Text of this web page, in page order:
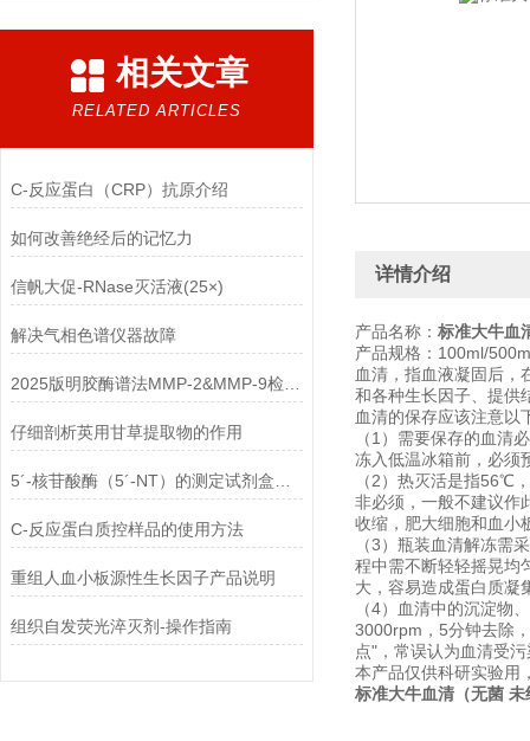
相关文章
RELATED ARTICLES
C-反应蛋白（CRP）抗原介绍
如何改善绝经后的记忆力
信帆大促-RNase灭活液(25×)
解决气相色谱仪器故障
仔细剖析英用甘草提取物的作用
C-反应蛋白质控样品的使用方法
重组人血小板源性生长因子产品说明
组织自发荧光淬灭剂-操作指南
详情介绍
产品名称： 标准大牛血
产品规格：100ml/
血清，指血液凝固后，
和各种生长因子、提供
血清的保存应该注意以
（1）需要保存的血
冻入低温冰箱前，必须
（2）热灭活是指56℃
非必须，一般不建议作
收缩，肥大细胞和血小
（3）瓶装血清解冻
程中需不断轻轻摇晃均
大，容易造成蛋白质凝
（4）血清中的沉淀物
3000rpm，5分钟去除
点"，常误认为血清受
本产品仅供科研实验用
标准大牛血清（无菌 未